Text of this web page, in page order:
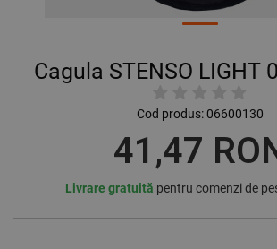
Cagula STENSO LIGHT
Cod produs:06600130
41,47
Livrare gratuită pentru comenzi de